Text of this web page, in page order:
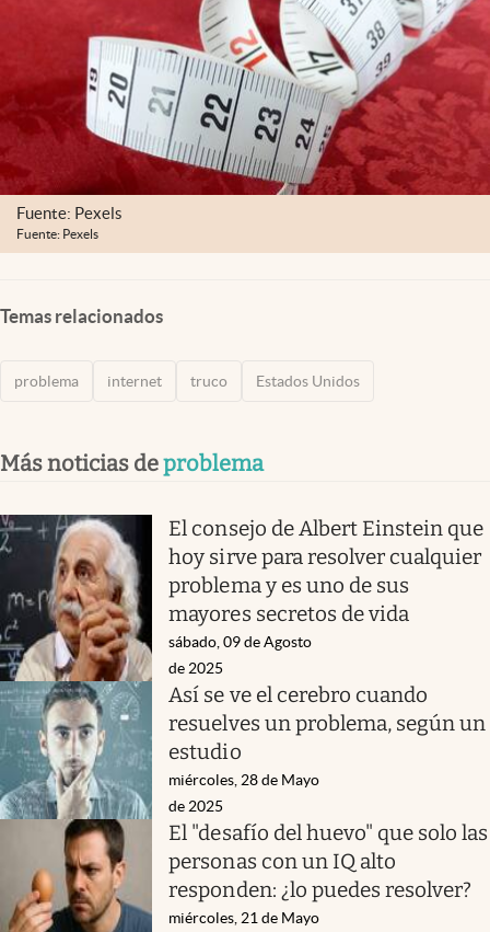
Fuente: Pexels
Fuente: Pexels
Temas relacionados
problema internet truco Estados Unidos
Más noticias deproblema
El consejo de Albert Einstein que
hoy sirve para resolver cualquier
problema y es uno de sus
mayores secretos de vida
sábado, 09 de Agosto
de 2025
Así se ve el cerebro cuando
resuelves un problema, según un
estudio
miércoles, 28 de Mayo
de 2025
El "desafío del huevo" que solo las
personas con un IQ alto
responden: ¿lo puedes resolver?
miércoles, 21 de Mayo